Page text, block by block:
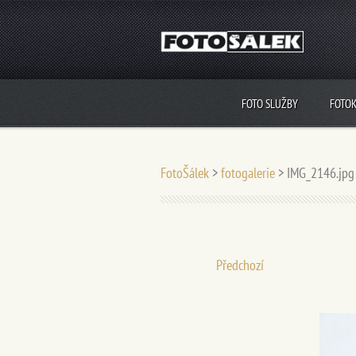
FOTO SLUŽBY
FotoŠálek >fotogalerie > IMG_2146.jpg
Předchozí